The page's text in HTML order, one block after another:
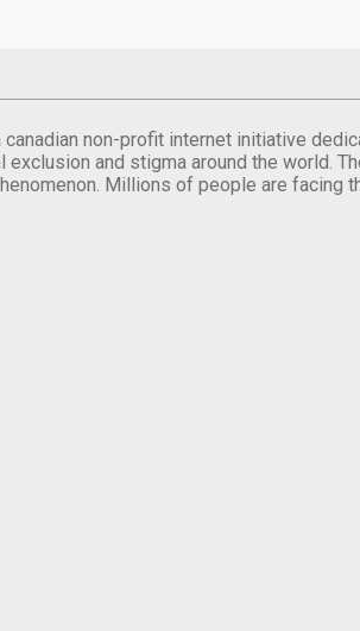
non-profit internet initiative
and stigma around the world.
Millions of people are facing